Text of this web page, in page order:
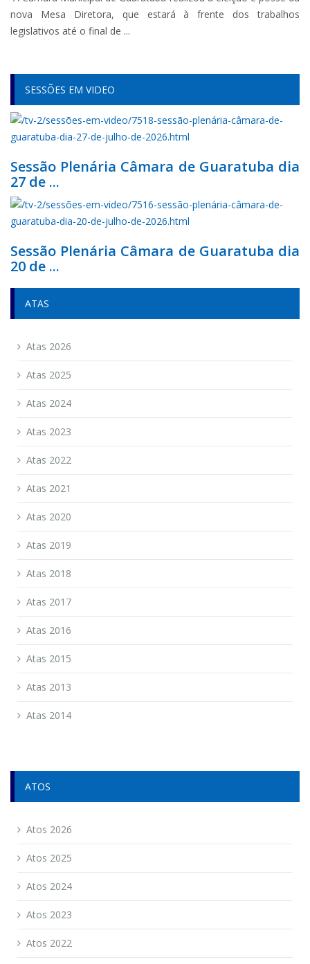
nova Mesa Diretora, que estará à frente dos trabalhos
legislativos até o final de ...
SESSÕES EM VIDEO
Sessão Plenária Câmara de Guaratuba dia
27 de ...
Sessão Plenária Câmara de Guaratuba dia
20 de ...
ATAS
Atas 2026
Atas 2025
Atas 2024
Atas 2023
Atas 2022
Atas 2021
Atas 2020
Atas 2019
Atas 2018
Atas 2017
Atas 2016
Atas 2015
Atas 2013
Atas 2014
ATOS
Atos 2026
Atos 2025
Atos 2024
Atos 2023
Atos 2022